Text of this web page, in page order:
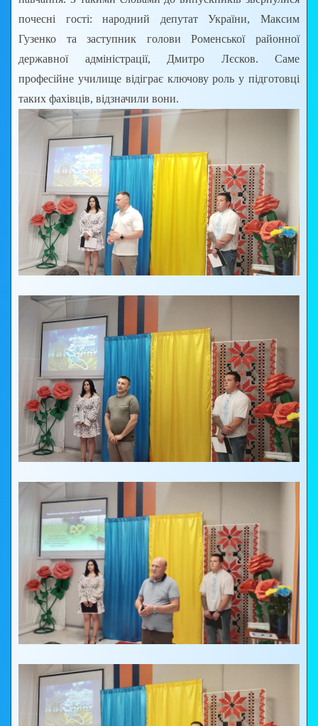
почесні гості: народний депутат України, Максим
Гузенко та заступник голови Роменської районної
державної адміністрації, Дмитро Лєсков. Саме
професійне училище відіграє ключову роль у підготовці
таких фахівців, відзначили вони.